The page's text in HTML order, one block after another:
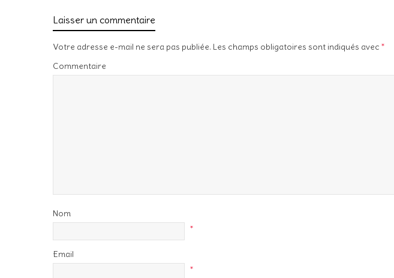
Laisser un commentaire
Votre adresse e-mail ne sera pas publiée. Les champs obligatoires sont indiqués avec *
Commentaire
Nom
*
Email
*